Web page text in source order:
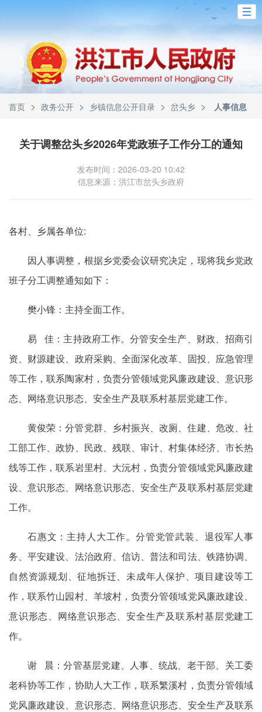
首页 > 政务公开 > 乡镇信息公开目录 > 岔头乡 > 人事信息
关于调整岔头乡2026年党政班子工作分工的通知
发布时间：2026-03-20 10:42
信息来源：洪江市岔头乡政府
各村、乡属各单位:
因人事调整，根据乡党委会议研究决定，现将我乡党政
班子分工调整通知如下：
樊小锋：主持全面工作。
易 佳：主持政府工作。分管安全生产、财政、招商引
资、财源建设、政府采购、全面深化改革、固投、应急管理
等工作，联系陶家村，负责分管领域党风廉政建设、意识形
态、网络意识形态、安全生产及联系村基层党建工作。
黄俊荣：分管党群、乡村振兴、改厕、住建、危改、社
工部工作、政协、民政、残联、审计、村集体经济、市长热
线等工作，联系岩里村、大沅村，负责分管领域党风廉政建
设、意识形态、网络意识形态、安全生产及联系村基层党建
工作。
石惠文：主持人大工作。分管党管武装、退役军人事
务、平安建设、法治政府、信访、普法和司法、铁路协调、
自然资源规划、征地拆迁、未成年人保护、项目建设等工
作，联系竹山园村、羊坡村，负责分管领域党风廉政建设、
意识形态、网络意识形态、安全生产及联系村基层党建工
作。
谢 晨：分管基层党建、人事、统战、老干部、关工委
老科协等工作，协助人大工作，联系繁溪村，负责分管领域
党风廉政建设、意识形态、网络意识形态、安全生产及联系